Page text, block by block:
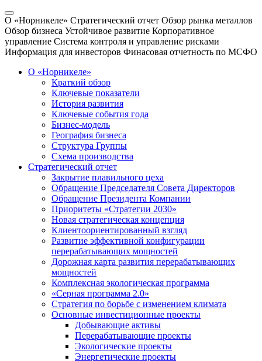
О «Норникеле» Стратегический отчет Обзор рынка металлов
Обзор бизнеса Устойчивое развитие Корпоративное
управление Система контроля и управление рисками
Информация для инвесторов Финасовая отчетность по МСФО
О «Норникеле»
Краткий обзор
Ключевые показатели
История развития
Ключевые события года
Бизнес-модель
География бизнеса
Структура Группы
Схема производства
Стратегический отчет
Закрытие плавильного цеха
Обращение Председателя Совета Директоров
Обращение Президента Компании
Приоритеты «Стратегии 2030»
Новая стратегическая концепция
Клиентоориентированный взгляд
Развитие эффективной конфигурации
перерабатывающих мощностей
Дорожная карта развития перерабатывающих
мощностей
Комплексная экологическая программа
«Серная программа 2.0»
Стратегия по борьбе с изменением климата
Основные инвестиционные проекты
Добывающие активы
Перерабатывающие проекты
Экологические проекты
Энергетические проекты